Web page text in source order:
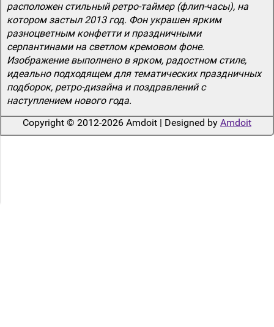
расположен стильный ретро-таймер (флип-часы), на
котором застыл 2013 год. Фон украшен ярким
разноцветным конфетти и праздничными
серпантинами на светлом кремовом фоне.
Изображение выполнено в ярком, радостном стиле,
идеально подходящем для тематических праздничных
подборок, ретро-дизайна и поздравлений с
наступлением нового года.
Copyright © 2012-2026 Amdoit | Designed by Amdoit